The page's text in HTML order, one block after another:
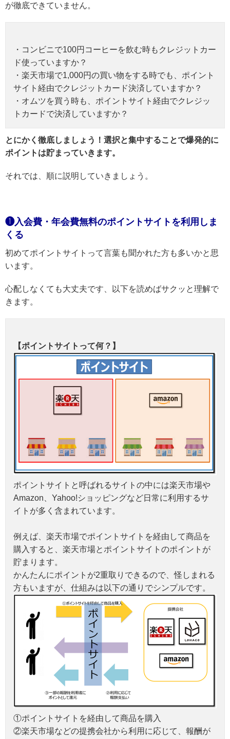
が徹底できていません。
・コンビニで100円コーヒーを飲む時もクレジットカー
ド使っていますか？
・楽天市場で1,000円の買い物をする時でも、ポイント
サイト経由でクレジットカード決済していますか？
・オムツを買う時も、ポイントサイト経由でクレジッ
トカードで決済していますか？
とにかく徹底しましょう！選択と集中することで爆発的に
ポイントは貯まっていきます。
それでは、順に説明していきましょう。
❶入会費・年会費無料のポイントサイトを利用しま
くる
初めてポイントサイトって言葉も聞かれた方も多いかと思
います。
心配しなくても大丈夫です、以下を読めばサクッと理解で
きます。
【ポイントサイトって何？】
ポイントサイトと呼ばれるサイトの中には楽天市場や
Amazon、Yahoo!ショッピングなど日常に利用するサ
イトが多く含まれています。
例えば、楽天市場でポイントサイトを経由して商品を
購入すると、楽天市場とポイントサイトのポイントが
貯まります。
かんたんにポイントが2重取りできるので、怪しまれる
方もいますが、仕組みは以下の通りでシンプルです。
①ポイントサイトを経由して商品を購入
②楽天市場などの提携会社から利用に応じて、報酬が